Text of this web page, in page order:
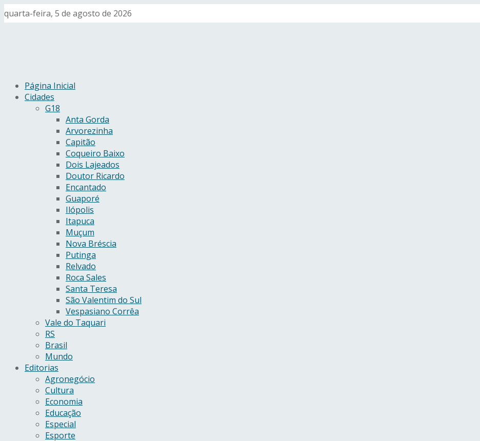
quarta-feira, 5 de agosto de 2026
Página Inicial
Cidades
G18
Anta Gorda
Arvorezinha
Capitão
Coqueiro Baixo
Dois Lajeados
Doutor Ricardo
Encantado
Guaporé
Ilópolis
Itapuca
Muçum
Nova Bréscia
Putinga
Relvado
Roca Sales
Santa Teresa
São Valentim do Sul
Vespasiano Corrêa
Vale do Taquari
RS
Brasil
Mundo
Editorias
Agronegócio
Cultura
Economia
Educação
Especial
Esporte